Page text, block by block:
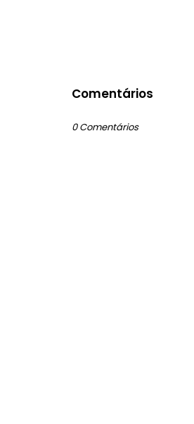
Comentários
0 Comentários